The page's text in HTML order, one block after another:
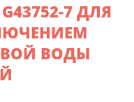
7 ДЛЯ
ВОДЫ